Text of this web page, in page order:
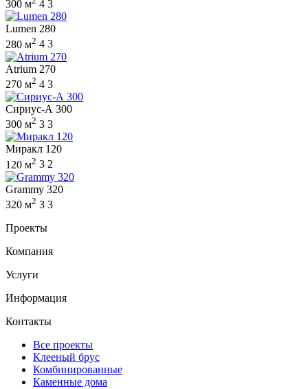
300 м
4 3
Lumen 280
280 м2 4 3
Atrium 270
270 м2 4 3
Сириус-А 300
300 м2 3 3
Миракл 120
120 м2 3 2
Grammy 320
320 м2 3 3
Проекты
Компания
Услуги
Информация
Контакты
Все проекты
Клееный брус
Комбинированные
Каменные дома